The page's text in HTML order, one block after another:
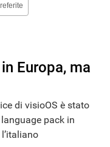
Europa, ma
di visioOS è stato
pack in